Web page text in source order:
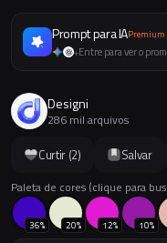
Curtir (2) Salvar
Paleta de cores (clique para
36% 20% 12% 10%
Prompt para IAPremium
+Entre para ver o
Designi
286 mil arquivos